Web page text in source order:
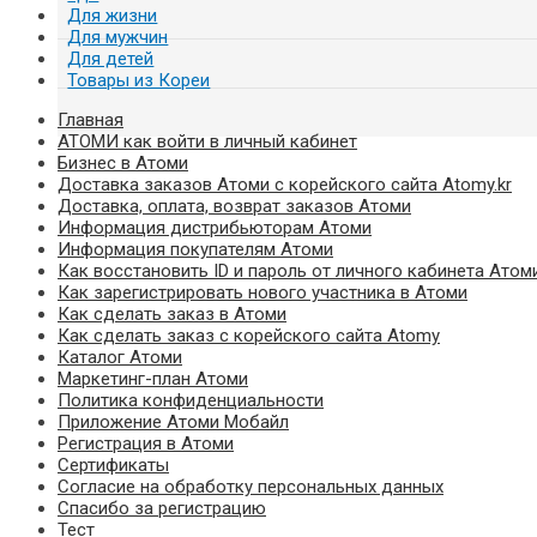
Для жизни
Для мужчин
Для детей
Товары из Кореи
Главная
АТОМИ как войти в личный кабинет
Бизнес в Атоми
Доставка заказов Атоми с корейского сайта Atomy.kr
Доставка, оплата, возврат заказов Атоми
Информация дистрибьюторам Атоми
Информация покупателям Атоми
Как восстановить ID и пароль от личного кабинета
Как зарегистрировать нового участника в Атоми
Как сделать заказ в Атоми
Как сделать заказ с корейского сайта Atomy
Каталог Атоми
Маркетинг-план Атоми
Политика конфиденциальности
Приложение Атоми Мобайл
Регистрация в Атоми
Сертификаты
Согласие на обработку персональных данных
Спасибо за регистрацию
Тест